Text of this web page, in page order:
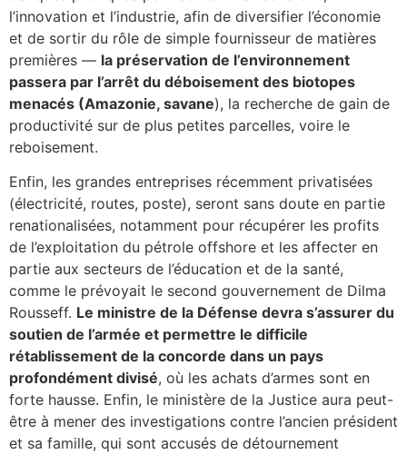
l’innovation et l’industrie, afin de diversifier l’économie
et de sortir du rôle de simple fournisseur de matières
premières — la préservation de l’environnement
passera par l’arrêt du déboisement des biotopes
menacés (Amazonie, savane), la recherche de gain de
productivité sur de plus petites parcelles, voire le
reboisement.
Enfin, les grandes entreprises récemment privatisées
(électricité, routes, poste), seront sans doute en partie
renationalisées, notamment pour récupérer les profits
de l’exploitation du pétrole offshore et les affecter en
partie aux secteurs de l’éducation et de la santé,
comme le prévoyait le second gouvernement de Dilma
Rousseff. Le ministre de la Défense devra s’assurer du
soutien de l’armée et permettre le difficile
rétablissement de la concorde dans un pays
profondément divisé, où les achats d’armes sont en
forte hausse. Enfin, le ministère de la Justice aura peut-
être à mener des investigations contre l’ancien président
et sa famille, qui sont accusés de détournement